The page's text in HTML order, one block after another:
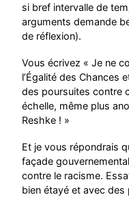
si bref intervalle de
arguments demande
de réflexion).
Vous écrivez « Je ne
l’Égalité des Chances
des poursuites contre
échelle, même plus
Reshke ! »
Et je vous répondrais
façade
contre le racisme.
bien étayé et avec